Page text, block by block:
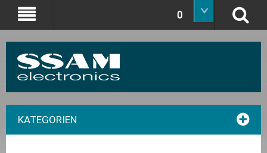
0
KATEGORIEN